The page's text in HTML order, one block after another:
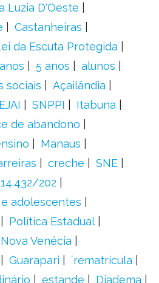
Luzia D'Oeste
Castanheiras
da Escuta Protegida
5 anos
alunos
sociais
Açailândia
EJAI SNPPI
Itabuna
de abandono
Manaus
creche
SNE
202
adolescentes
Política Estadual
Nova Venécia
Guarapari
´rematrícula
estande
Diadema